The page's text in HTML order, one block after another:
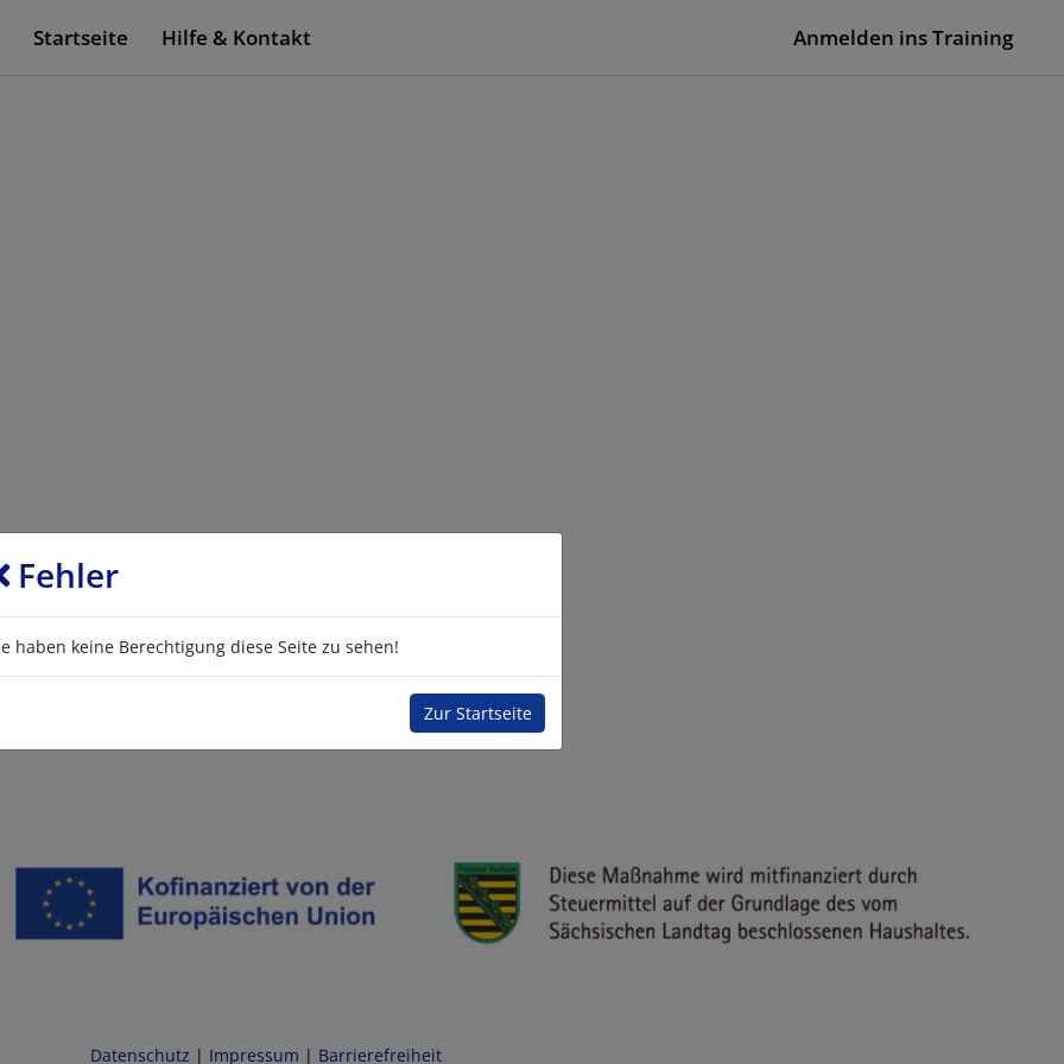
Startseite Hilfe & Kontakt Anmelden ins Training
Fehler
haben keine Berechtigung diese Seite zu sehen!
Zur Startseite
Datenschutz | Impressum | Barrierefreiheit